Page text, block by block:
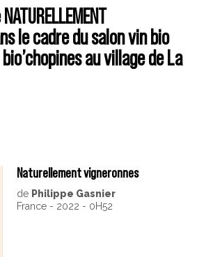
le cadre du salon vin bio
au village de La
Naturellement vigneronnes
de Philippe Gasnier
France - 2022 - 0H52